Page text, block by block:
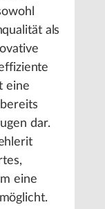
als
eine
dar.
eine